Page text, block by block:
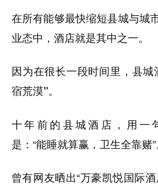
在所有能够最快缩短县城与城
业态中，酒店就是其中之一。
因为在很长一段时间里，县城
宿荒漠”。
十年前的县城酒店，用一
是：“能睡就算赢，卫生全靠赌”
曾有网友晒出“万豪凯悦国际